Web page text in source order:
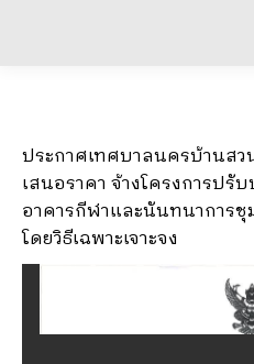
ประกาศเทศบาลนครบ้านสว
เสนอราคา จ้างโครงการปรั
อาคารกีฬาและนันทนาการ
โดยวิธีเฉพาะเจาะจง